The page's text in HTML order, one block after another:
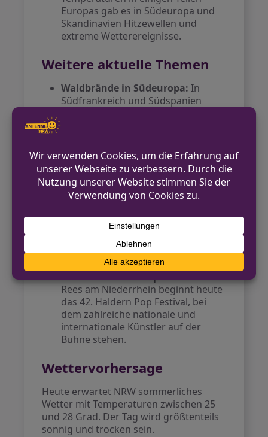
Europas gab es in Südeuropa und
Skandinavien Hitzewellen und
extreme Wetterereignisse.
Weitere aktuelle Themen
Waldbrände in Südeuropa: In
Südfrankreich und Südspanien
besorgniserregend ist.
Urteil über „Staatstrojaner“:
Heute wird das
Bundesverfassungsgericht eine
Entscheidung über den Einsatz von
Überwachungssoftware durch die
Behörden bekanntgeben. Diese
Thematik ist insbesondere für
Bürgerrechtsbewegungen von
hoher Bedeutung.
Festival Haldern Pop:In der Stadt
Rees am Niederrhein beginnt heute
das 42. Haldern Pop Festival, bei
dem zahlreiche nationale und
internationale Künstler auf der
Bühne stehen.
Wettervorhersage
Heute erwartet NRW sommerliches
Wetter mit Temperaturen zwischen 25
und 28 Grad. Der Tag wird größtenteils
sonnig und trocken sein.